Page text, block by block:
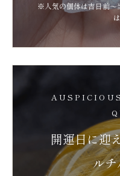
※人気の個体は吉日前～
開運日に迎
ル